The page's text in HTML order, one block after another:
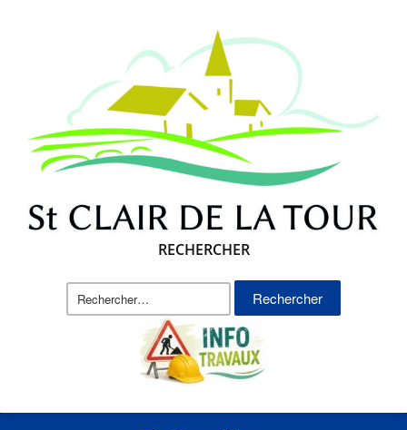
RECHERCHER
Rechercher :